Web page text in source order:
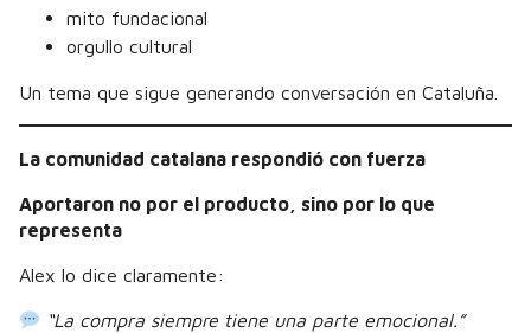
mito fundacional
orgullo cultural
Un tema que sigue generando conversación en Cataluña.
La comunidad catalana respondió con fuerza
Aportaron no por el producto, sino por lo que
representa
Alex lo dice claramente:
“La compra siempre tiene una parte emocional.”